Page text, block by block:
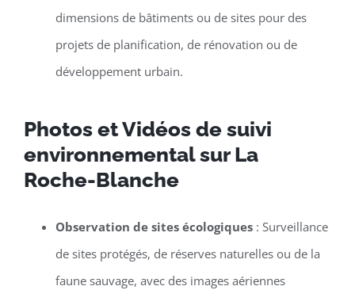
dimensions de bâtiments ou de sites pour des
projets de planification, de rénovation ou de
développement urbain.
Photos et Vidéos de suivi
environnemental sur La
Roche-Blanche
Observation de sites écologiques: Surveillance
de sites protégés, de réserves naturelles ou de la
faune sauvage, avec des images aériennes